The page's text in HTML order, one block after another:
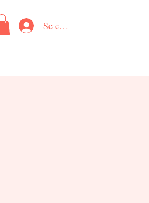
Se connecter